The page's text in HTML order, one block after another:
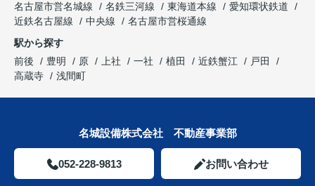
名古屋市営名城線
名鉄三河線 東海道本線
愛知環状鉄道
近鉄名古屋線
中央線
名古屋市営桜通線
駅から探す
前後
豊明 原 上社 一社 植田 近鉄蟹江
戸田
高蔵寺
浅間町
名城設備株式会社 不動産事業部
052-228-9813 お問い合わせ